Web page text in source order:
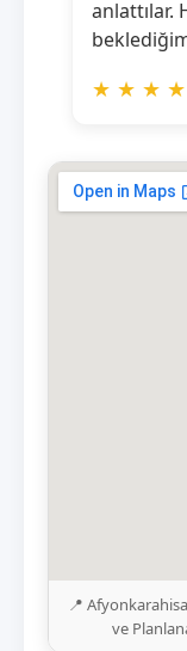
anlattılar.
★ ★ ★ ★
📍
ve